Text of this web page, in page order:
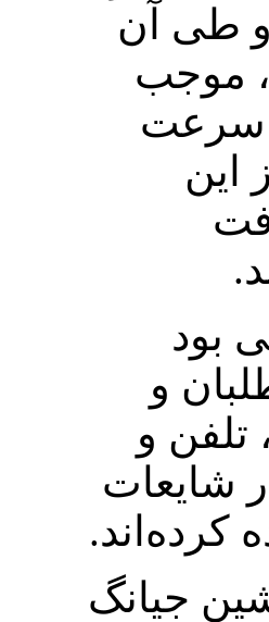
و طی آن
موجب
سرعت
این
بود
و
تلفن و
شایعات
کرده‌اند.
جیانگ